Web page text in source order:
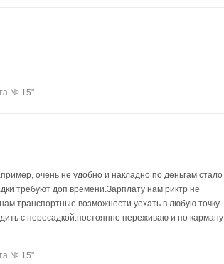
№ 15"
очень не удобно и накладно по деньгам стало
требуют доп времени.Зарплату нам риктр не
транспортные возможности уехать в любую точку
с пересадкой.постоянно переживаю и по карману
№ 15"